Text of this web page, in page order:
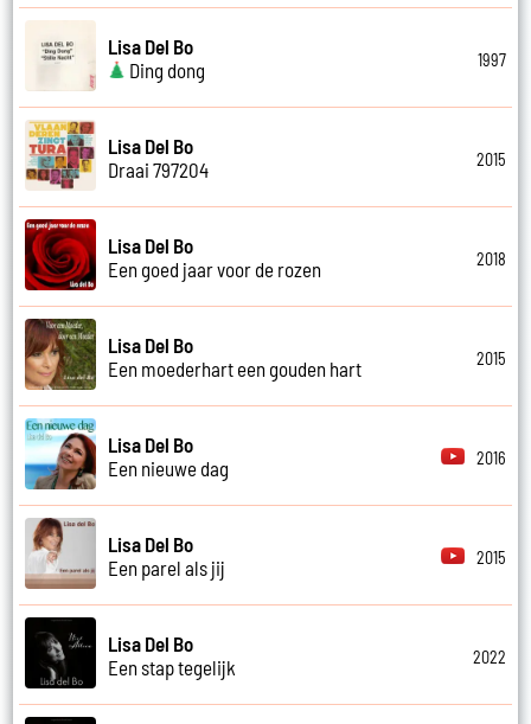
Lisa Del Bo
Ding dong
1997
Lisa Del Bo
Draai 797204
2015
Lisa Del Bo
Een goed jaar voor de rozen
2018
Lisa Del Bo
Een moederhart een gouden hart
2015
Lisa Del Bo
Een nieuwe dag
2016
Lisa Del Bo
Een parel als jij
2015
Lisa Del Bo
Een stap tegelijk
2022